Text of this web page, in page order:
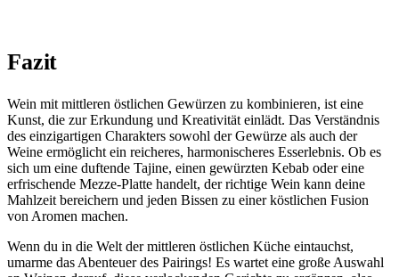
Fazit
Wein mit mittleren östlichen Gewürzen zu kombinieren, ist eine
Kunst, die zur Erkundung und Kreativität einlädt. Das Verständnis
des einzigartigen Charakters sowohl der Gewürze als auch der
Weine ermöglicht ein reicheres, harmonischeres Esserlebnis. Ob es
sich um eine duftende Tajine, einen gewürzten Kebab oder eine
erfrischende Mezze-Platte handelt, der richtige Wein kann deine
Mahlzeit bereichern und jeden Bissen zu einer köstlichen Fusion
von Aromen machen.
Wenn du in die Welt der mittleren östlichen Küche eintauchst,
umarme das Abenteuer des Pairings! Es wartet eine große Auswahl